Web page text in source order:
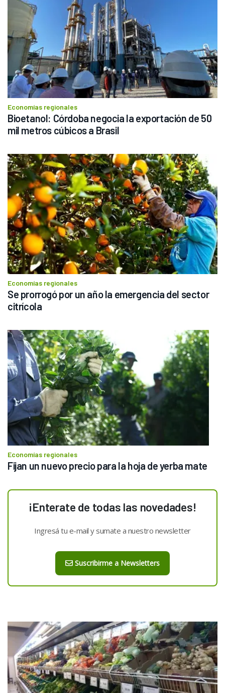
Economías regionales
Bioetanol: Córdoba negocia la exportación de 50
mil metros cúbicos a Brasil
Economías regionales
Se prorrogó por un año la emergencia del sector
citrícola
Economías regionales
¡Enterate de todas las novedades!
Ingresá tu e-mail y sumate a nuestro newsletter
Suscribirme a Newsletters